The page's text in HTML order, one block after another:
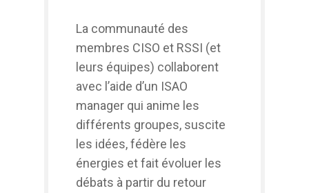
La communauté des
membres CISO et RSSI (et
leurs équipes) collaborent
avec l’aide d’un ISAO
manager qui anime les
différents groupes, suscite
les idées, fédère les
énergies et fait évoluer les
débats à partir du retour